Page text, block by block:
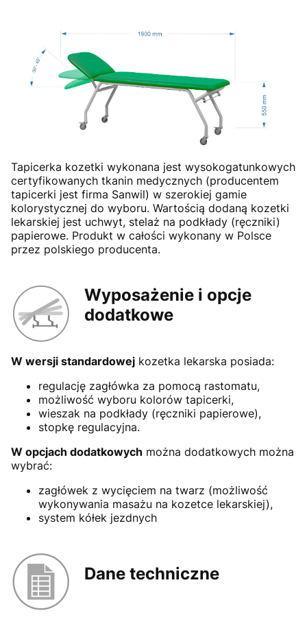
Tapicerka kozetki wykonana jest wysokogatunkowych
certyfikowanych tkanin medycznych (producentem
tapicerki jest firma Sanwil) w szerokiej gamie
kolorystycznej do wyboru. Wartością dodaną kozetki
lekarskiej jest uchwyt, stelaż na podkłady (ręczniki)
papierowe. Produkt w całości wykonany w Polsce
przez polskiego producenta.
Wyposażenie i opcje
dodatkowe
W wersji standardowej kozetka lekarska posiada:
regulację zagłówka za pomocą rastomatu,
możliwość wyboru kolorów tapicerki,
wieszak na podkłady (ręczniki papierowe),
stopkę regulacyjna.
W opcjach dodatkowych można dodatkowych można
wybrać:
zagłówek z wycięciem na twarz (możliwość
wykonywania masażu na kozetce lekarskiej),
system kółek jezdnych
Dane techniczne